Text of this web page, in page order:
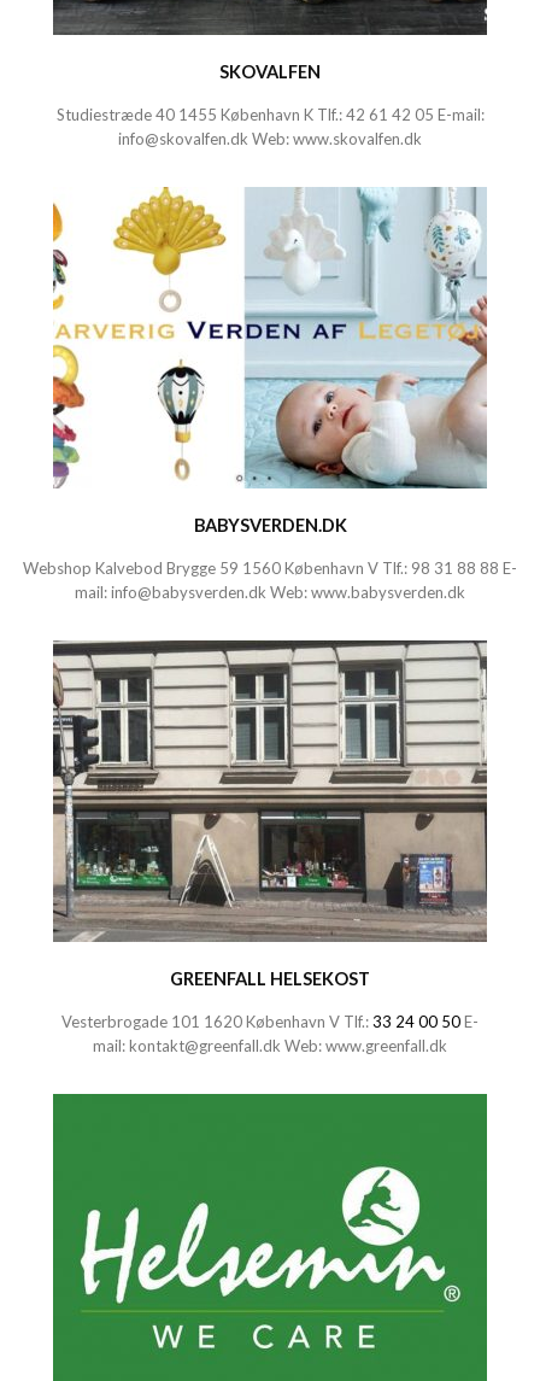
SKOVALFEN
Studiestræde 40 1455 København K Tlf.:42 61 42 05 E-mail:
info@skovalfen.dk Web:www.skovalfen.dk
BABYSVERDEN.DK
Webshop Kalvebod Brygge 59 1560 København V Tlf.: 98 31 88 88 E-
mail:info@babysverden.dk Web:www.babysverden.dk
GREENFALL HELSEKOST
Vesterbrogade 101 1620 København V Tlf.:33 24 00 50E-
mail:kontakt@greenfall.dk Web:www.greenfall.dk